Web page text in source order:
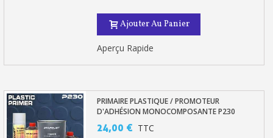
Ajouter Au Panier
Aperçu Rapide
PRIMAIRE PLASTIQUE / PROMOTEUR
D'ADHÉSION MONOCOMPOSANTE P230
24,00 € TTC